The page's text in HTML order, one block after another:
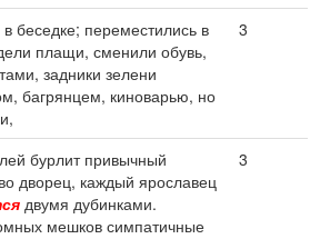
беседке; переместились в
плащи, сменили обувь,
задники зелени
багрянцем, киноварью, но
3
бурлит привычный
дворец, каждый ярославец
двумя дубинками.
мешков симпатичные
3